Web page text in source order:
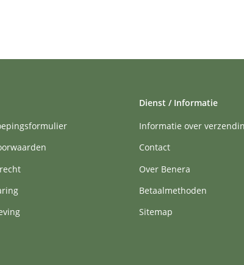
Dienst / Informatie
Informatie over
Contact
Over Benera
Betaalmethoden
Sitemap